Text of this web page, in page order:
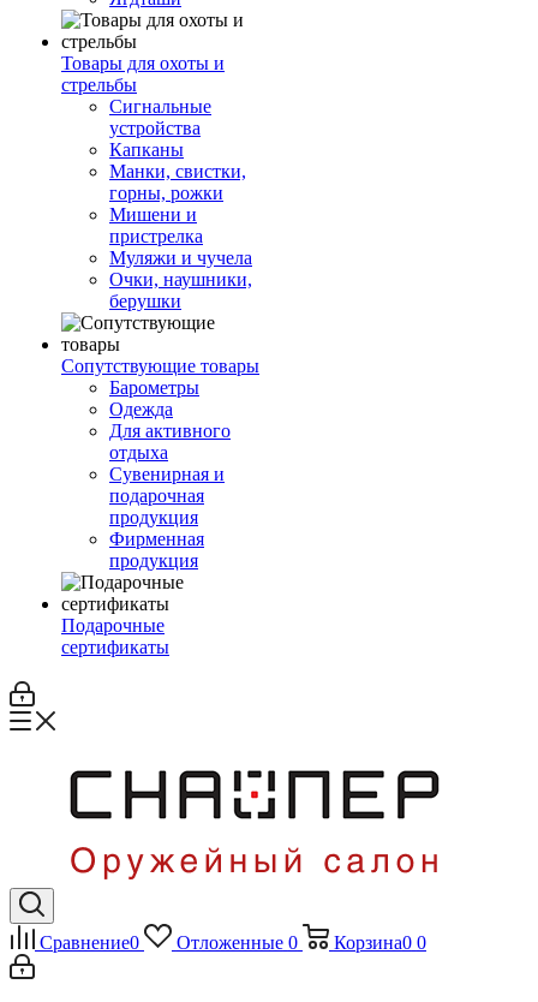
Товары для охоты и
стрельбы
Сигнальные
устройства
Капканы
Манки, свистки,
горны, рожки
Мишени и
пристрелка
Муляжи и чучела
Очки, наушники,
берушки
Сопутствующие товары
Барометры
Одежда
Для активного
отдыха
Сувенирная и
подарочная
продукция
Фирменная
продукция
Подарочные
сертификаты
Сравнение0 Отложенные 0 Корзина0 0